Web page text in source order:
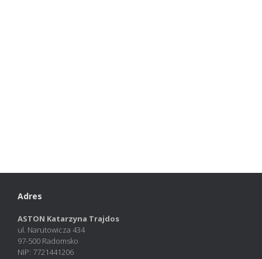
Adres
ASTON Katarzyna Trajdos
ul. Narutowicza 434
97-500 Radomsko
NIP: 7721441206